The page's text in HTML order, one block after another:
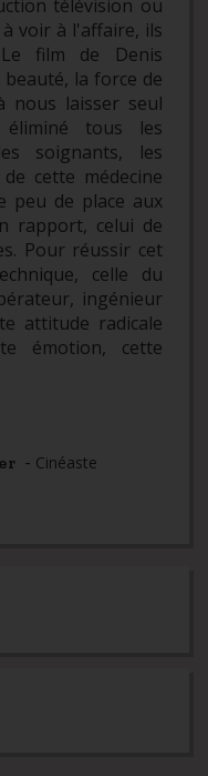
télévision ou
voir à l'affaire, ils
film de Denis
la force de
nous laisser seul
tous les
soignants, les
cette médecine
peu de place aux
rapport, celui de
Pour réussir cet
celle du
ingénieur
attitude radicale
émotion, cette
- Cinéaste